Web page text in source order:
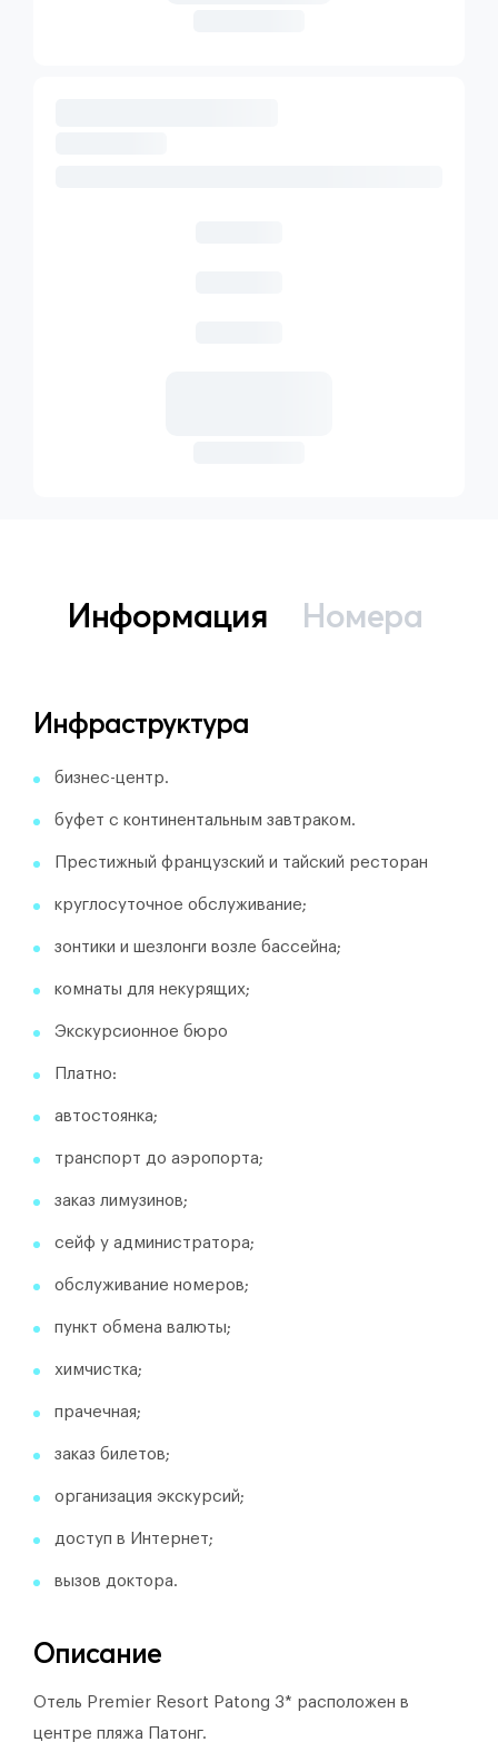
Информация Номера
Инфраструктура
бизнес-центр.
буфет с континентальным завтраком.
Престижный французский и тайский ресторан
круглосуточное обслуживание;
зонтики и шезлонги возле бассейна;
комнаты для некурящих;
Экскурсионное бюро
Платно:
автостоянка;
транспорт до аэропорта;
заказ лимузинов;
сейф у администратора;
обслуживание номеров;
пункт обмена валюты;
химчистка;
прачечная;
заказ билетов;
организация экскурсий;
доступ в Интернет;
вызов доктора.
Описание
Отель Premier Resort Patong 3* расположен в
центре пляжа Патонг.